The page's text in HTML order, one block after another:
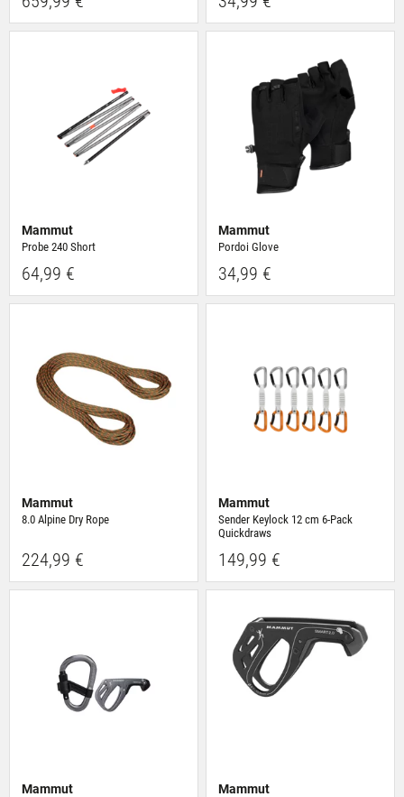
Mammut
Probe 240 Short
64,99 €
Mammut
Pordoi Glove
34,99 €
Mammut
8.0 Alpine Dry Rope
224,99 €
Mammut
Sender Keylock 12 cm 6-Pack
Quickdraws
149,99 €
Mammut Mammut